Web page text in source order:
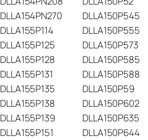
DLLA154PN270
DLLA150P545
DLLA155P114
DLLA150P555
DLLA155P125
DLLA150P573
DLLA155P128
DLLA150P585
DLLA155P131
DLLA150P588
DLLA155P135
DLLA150P59
DLLA155P138
DLLA150P602
DLLA155P139
DLLA150P635
DLLA155P151 DLLA150P644